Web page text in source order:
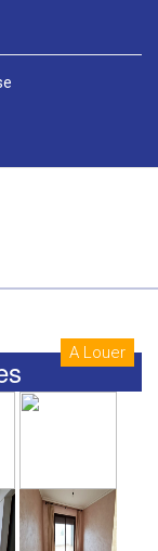
A Louer